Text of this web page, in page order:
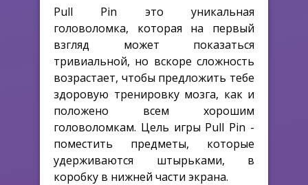
Pull Pin это уникальная
головоломка, которая на первый
взгляд может показаться
тривиальной, но вскоре сложность
возрастает, чтобы предложить тебе
здоровую тренировку мозга, как и
положено всем хорошим
головоломкам. Цель игры Pull Pin -
поместить предметы, которые
удерживаются штырьками, в
коробку в нижней части экрана.